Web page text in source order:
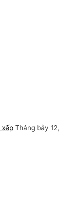
xếp Tháng bảy 12,